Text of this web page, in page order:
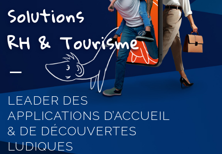
Solutions
RH & Tourisme
LEADER DES
APPLICATIONS D’ACCUEIL
& DE DÉCOUVERTES
LUDIQUES